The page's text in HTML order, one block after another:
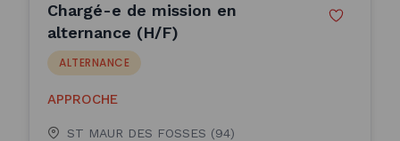
Chargé-e de mission en
alternance (H/F)
ALTERNANCE
APPROCHE
ST MAUR DES FOSSES (94)